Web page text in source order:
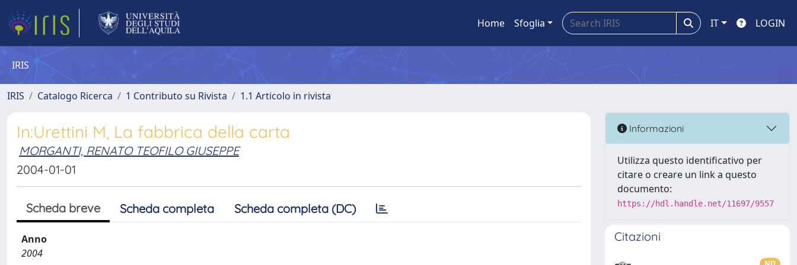
Home Sfoglia IT LOGIN
IRIS
IRIS Catalogo Ricerca 1 Contributo su Rivista 1.1 Articolo in rivista
In:Urettini M, La fabbrica della carta
MORGANTI, RENATO TEOFILO GIUSEPPE
2004-01-01
Scheda breve Scheda completa Scheda completa (DC)
Anno
2004
Informazioni
Utilizza questo identificativo per
citare o creare un link a questo
documento:
https://hdl.handle.net/11697/9557
Citazioni